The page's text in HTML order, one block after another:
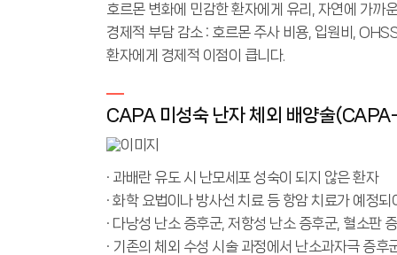
호르몬 변화에 민감한 환자에게 유리, 자연에 가까
경제적 부담 감소 : 호르몬 주사 비용, 입원비,
환자에게 경제적 이점이 큽니다.
CAPA 미성숙 난자 체외 배양술
· 과배란 유도 시 난모세포 성숙이 되지 않은 환자
· 화학 요법이나 방사선 치료 등 항암 치료가 예정
· 다낭성 난소 증후군, 저항성 난소 증후군, 혈소판
· 기존의 체외 수성 시술 과정에서 난소과자극 증후